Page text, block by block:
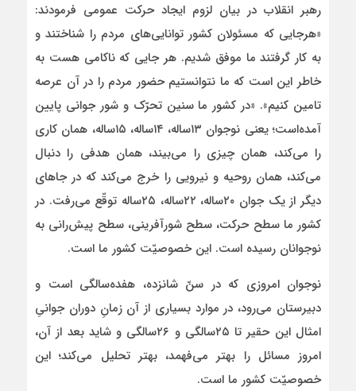
رهبر انقلاب در بیان لزوم ایجاد حرکت عمومی فرمودند:
«هرجایی که مسئولان کشور توانایی‌های مردم را شناختند و
به کار گرفتند ما موفق شدیم. هر جایی که ناکامی هست به
خاطر این است که ما نتوانستیم حضور مردم را در آن عرصه
تامین کنیم». «در کشور ما سنین تحرّک و شور جوانی پایین
آمده‌است؛ یعنی نوجوان ۱۳ساله، ۱۴ساله، ۱۵ساله، همان کاری
را می‌کند، همان چیزی را می‌بیند، همان هدفی را دنبال
می‌کند، همان روحیه و نیرویی را خرج می‌کند که در جاهای
دیگر از یک جوان ۲۰‌ساله، ۲۲‌ساله، ۲۵‌ساله توقّع می‌رفت. در
کشور ما سطح حرکت، سطح شورآفرینی، سطح پیش‌رانی به
نوجوانان رسیده‌ است. این خصوصیّت کشور ما است.
نوجوان امروزی که در سنّ شانزده‌، هفده‌سالگی است و
دبیرستان می‌رود، در موارد بسیاری از آن زمانِ دوران جوانیِ
امثال این حقیر تا ۲۵سالگی و ۲۶سالگی و شاید بعد از آن،
امروز مسائل را بهتر می‌فهمد، بهتر تحلیل می‌کند؛ این
خصوصیّت کشور ما است.